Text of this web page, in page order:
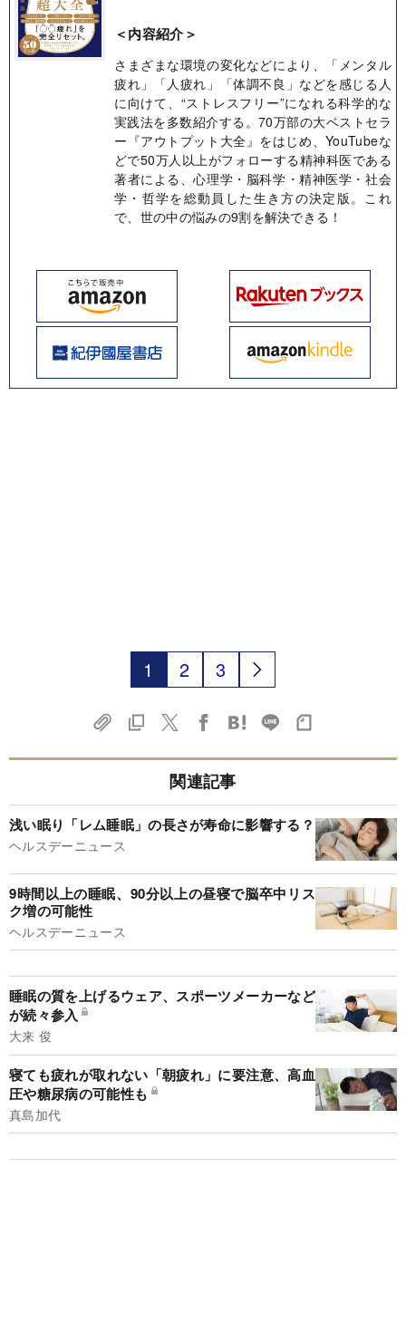
＜内容紹介＞
さまざまな環境の変化などにより、「メンタル
疲れ」「人疲れ」「体調不良」などを感じる人
に向けて、“ストレスフリー”になれる科学的な
実践法を多数紹介する。70万部の大ベストセラ
ー『アウトプット大全』をはじめ、YouTubeな
どで50万人以上がフォローする精神科医である
著者による、心理学・脳科学・精神医学・社会
学・哲学を総動員した生き方の決定版。これ
で、世の中の悩みの9割を解決できる！
1 2 3
関連記事
浅い眠り「レム睡眠」の長さが寿命に影響する？
ヘルスデーニュース
9時間以上の睡眠、90分以上の昼寝で脳卒中リス
ク増の可能性
ヘルスデーニュース
睡眠の質を上げるウェア、スポーツメーカーなど
が続々参入
大来 俊
寝ても疲れが取れない「朝疲れ」に要注意、高血
圧や糖尿病の可能性も
真島加代